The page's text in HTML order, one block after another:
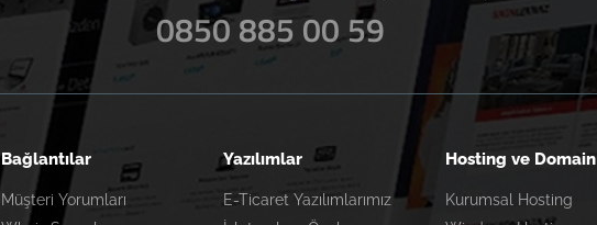
0850 885 00 59
Bağlantılar
Müşteri Yorumları
Yazılımlar
E-Ticaret Yazılımlarımız
Hosting ve Domain
Kurumsal Hosting